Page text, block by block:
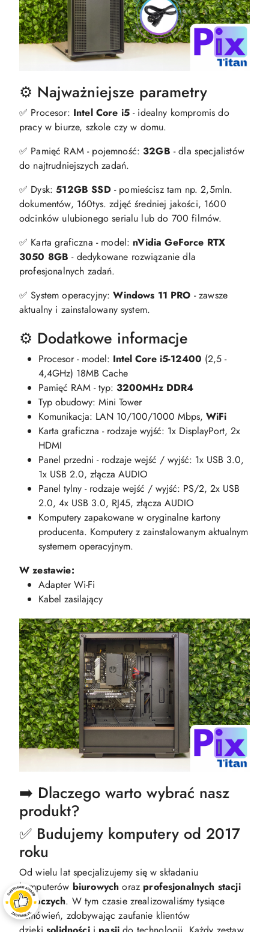
⚙️ Najważniejsze parametry
✅ Procesor: Intel Core i5 - idealny kompromis do
pracy w biurze, szkole czy w domu.
✅ Pamięć RAM - pojemność:32GB - dla specjalistów
do najtrudniejszych zadań.
✅ Dysk:512GB SSD- pomieścisz tam np. 2,5mln.
dokumentów, 160tys. zdjęć średniej jakości, 1600
odcinków ulubionego serialu lub do 700 filmów.
✅ Karta graficzna - model: nVidia GeForce RTX
3050 8GB- dedykowane rozwiązanie dla
profesjonalnych zadań.
✅ System operacyjny:Windows 11 PRO - zawsze
aktualny i zainstalowany system.
⚙️ Dodatkowe informacje
Procesor - model: Intel Core i5-12400 (2,5 -
4,4GHz) 18MB Cache
Pamięć RAM - typ: 3200MHz DDR4
Typ obudowy: Mini Tower
Komunikacja: LAN 10/100/1000 Mbps, WiFi
Karta graficzna - rodzaje wyjść: 1x DisplayPort, 2x
HDMI
Panel przedni - rodzaje wejść / wyjść: 1x USB 3.0,
1x USB 2.0, złącza AUDIO
Panel tylny - rodzaje wejść / wyjść: PS/2, 2x USB
2.0, 4x USB 3.0, RJ45, złącza AUDIO
Komputery zapakowane w oryginalne kartony
producenta. Komputery z zainstalowanym aktualnym
systemem operacyjnym.
W zestawie:
Adapter Wi-Fi
Kabel zasilający
➡️ Dlaczego warto wybrać nasz
produkt?
✅ Budujemy komputery od 2017
roku
Od wielu lat specjalizujemy się w składaniu
komputerów biurowych oraz profesjonalnych stacji
roboczych. W tym czasie zrealizowaliśmy tysiące
zamówień, zdobywając zaufanie klientów